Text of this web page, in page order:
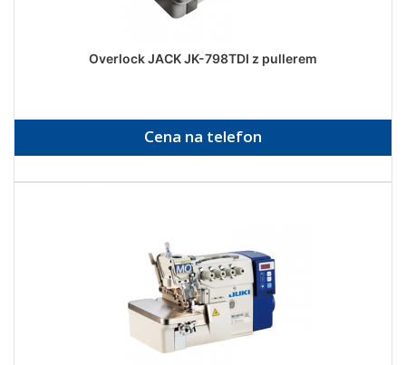
Overlock JACK JK-798TDI z pullerem
Cena na telefon